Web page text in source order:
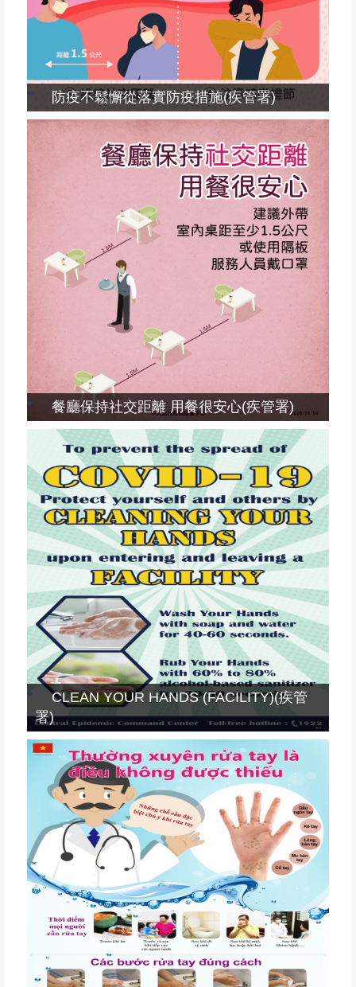
防疫不鬆懈從落實防疫措施(疾管署)
餐廳保持社交距離 用餐很安心(疾管署)
CLEAN YOUR HANDS (FACILITY)(疾管
署)